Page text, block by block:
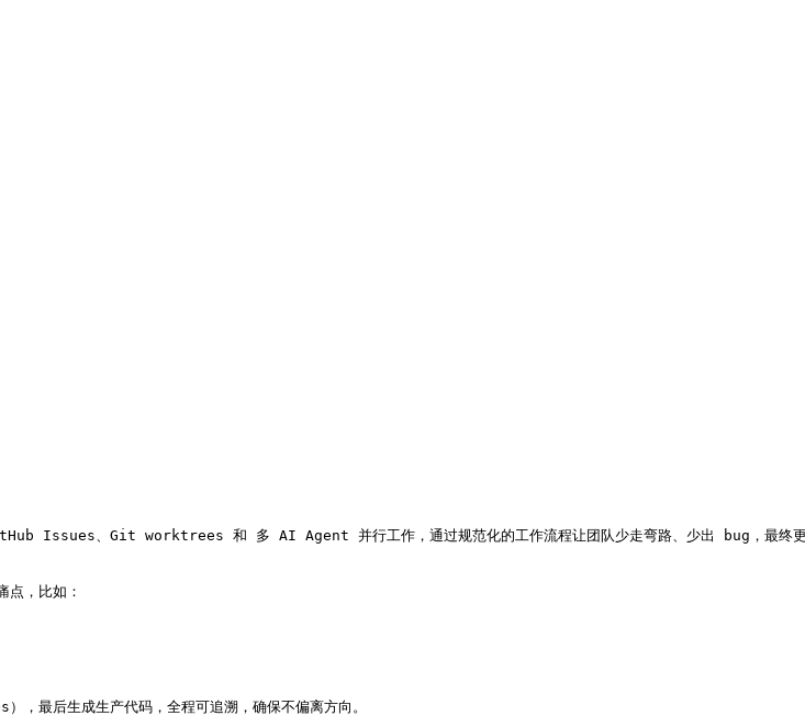
Issues、Git worktrees 和 多 AI Agent 并行工作，通过规范化的工作流程让团队少走弯路、少出 bug，最终更
，比如：
，最后生成生产代码，全程可追溯，确保不偏离方向。